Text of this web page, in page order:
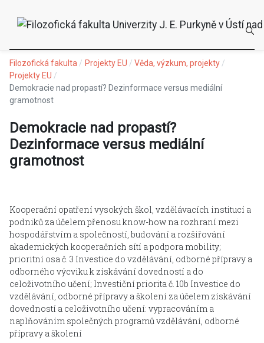
Filozofická fakulta Projekty EU
Věda, výzkum, projekty
Projekty EU
Demokracie nad propastí? Dezinformace versus mediální
gramotnost
Demokracie nad propastí?
Dezinformace versus mediální
gramotnost
Kooperační opatření vysokých škol, vzdělávacích institucí a
podniků za účelem přenosu know-how na rozhraní mezi
hospodářstvím a společností, budování a rozšiřování
akademických kooperačních sítí a podpora mobility;
prioritní osa č. 3 Investice do vzdělávání, odborné přípravy a
odborného výcviku k získávání dovedností a do
celoživotního učení; Investiční priorita č. 10b Investice do
vzdělávání, odborné přípravy a školení za účelem získávání
dovedností a celoživotního učení: vypracováním a
naplňováním společných programů vzdělávání, odborné
přípravy a školení